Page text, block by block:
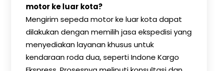
motor ke luar kota?
Mengirim sepeda motor ke luar kota dapat
dilakukan dengan memilih jasa ekspedisi yang
menyediakan layanan khusus untuk
kendaraan roda dua, seperti Indone Kargo